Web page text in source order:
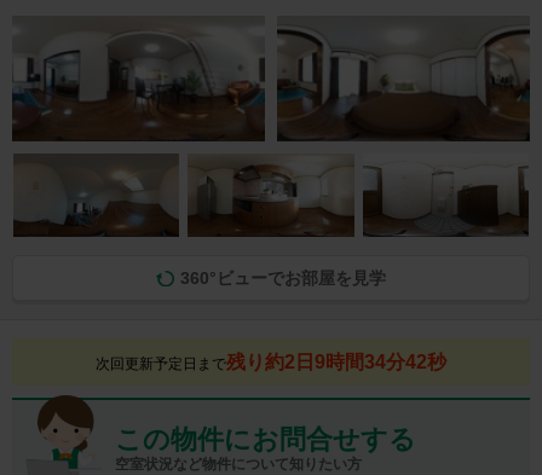
360°ビューでお部屋を見学
次回更新予定日まで残り約2日9時間34分41秒
この物件にお問合せする
空室状況など物件について知りたい方